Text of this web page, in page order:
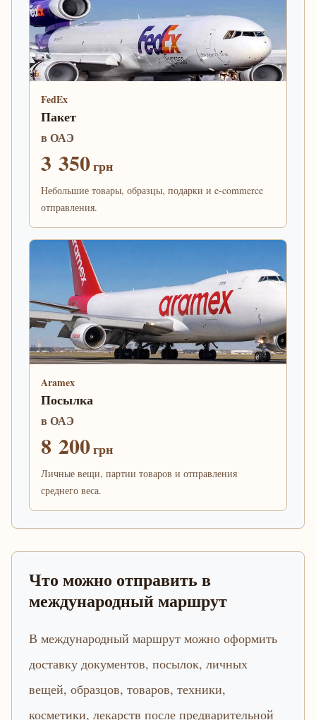
FedEx
Пакет
в ОАЭ
3 350грн
Небольшие товары, образцы, подарки и e-commerce
отправления.
Aramex
Посылка
в ОАЭ
8 200грн
Личные вещи, партии товаров и отправления
среднего веса.
Что можно отправить в
международный маршрут
В международный маршрут можно оформить
доставку документов, посылок, личных
вещей, образцов, товаров, техники,
косметики, лекарств после предварительной